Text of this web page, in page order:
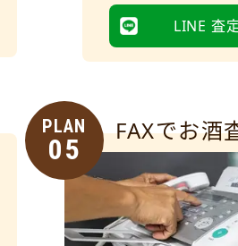
LINE 査
PLAN
05
FAXでお酒